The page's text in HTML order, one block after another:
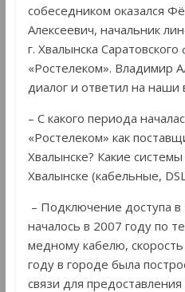
собеседником оказался
Алексеевич, начальник
г. Хвалынска
«Ростелеком». Владимир
диалог и ответил на наши
– С какого периода
«Ростелеком» как
Хвалынске? Какие
Хвалынске (кабельные,
– Подключение доступа
началось в 2007 году по
медному кабелю,
году в городе была
связи для